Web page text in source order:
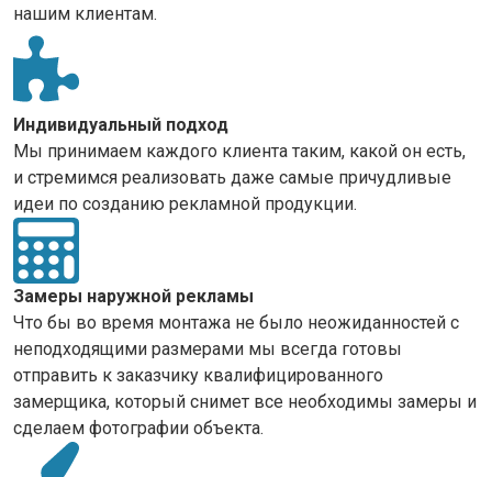
нашим клиентам.
Индивидуальный подход
Мы принимаем каждого клиента таким, какой он есть,
и стремимся реализовать даже самые причудливые
идеи по созданию рекламной продукции.
Замеры наружной рекламы
Что бы во время монтажа не было неожиданностей с
неподходящими размерами мы всегда готовы
отправить к заказчику квалифицированного
замерщика, который снимет все необходимы замеры и
сделаем фотографии объекта.